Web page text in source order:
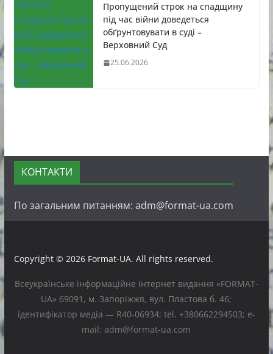
Пропущений строк на спадщину
під час війни доведеться
обґрунтовувати в суді –
Верховний Суд
25.06.2026
КОНТАКТИ
По загальним питанням: adm@format-ua.com
Copyright © 2026 Format-UA. All rights reserved.
Всеукраїнське інформаційне інтернет видання «FORMAT-
UA» 69091, м. Запоріжжя, вул. Пластова б. 46;
ідентифікатор медіа — R40-06934; tel. +380662294503; e-
mail: adm@format-ua.com